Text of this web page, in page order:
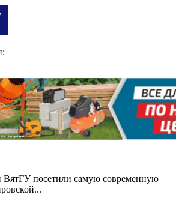
ВятГУ посетили самую современную